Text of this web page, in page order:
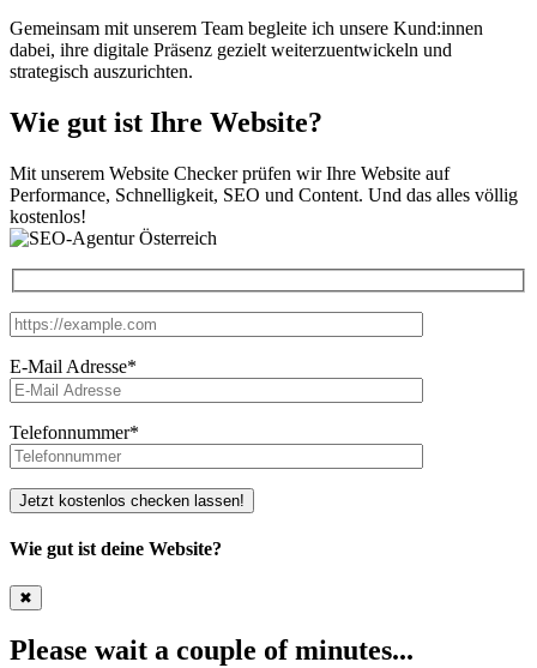
Gemeinsam mit unserem Team begleite ich unsere Kund:innen
dabei, ihre digitale Präsenz gezielt weiterzuentwickeln und
strategisch auszurichten.
Wie gut ist Ihre Website?
Mit unserem Website Checker prüfen wir Ihre Website auf
Performance, Schnelligkeit, SEO und Content. Und das alles völlig
kostenlos!
E-Mail Adresse*
Telefonnummer*
Jetzt kostenlos checken lassen!
Wie gut ist deine Website?
✖
Please wait a couple of minutes...